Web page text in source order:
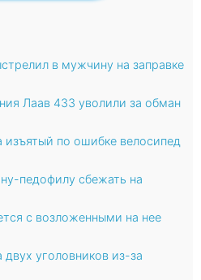
в мужчину на заправке
Лаав 433 уволили за обман
изъятый по ошибке велосипед
педофилу сбежать на
с возложенными на нее
уголовников из-за